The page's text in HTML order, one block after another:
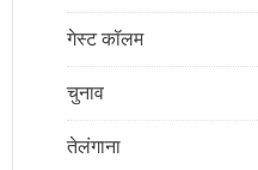
गेस्ट कॉलम
चुनाव
तेलंगाना